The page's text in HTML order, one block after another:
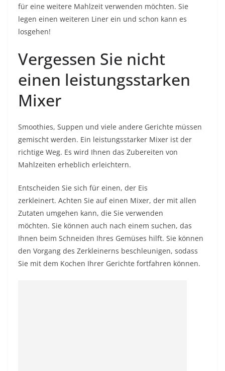
für eine weitere Mahlzeit verwenden möchten. Sie
legen einen weiteren Liner ein und schon kann es
losgehen!
Vergessen Sie nicht
einen leistungsstarken
Mixer
Smoothies, Suppen und viele andere Gerichte müssen
gemischt werden. Ein leistungsstarker Mixer ist der
richtige Weg. Es wird Ihnen das Zubereiten von
Mahlzeiten erheblich erleichtern.
Entscheiden Sie sich für einen, der Eis
zerkleinert. Achten Sie auf einen Mixer, der mit allen
Zutaten umgehen kann, die Sie verwenden
möchten. Sie können auch nach einem suchen, das
Ihnen beim Schneiden Ihres Gemüses hilft. Sie können
den Vorgang des Zerkleinerns beschleunigen, sodass
Sie mit dem Kochen Ihrer Gerichte fortfahren können.